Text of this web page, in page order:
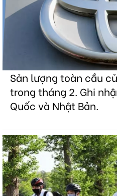
Sản lượng toàn cầu
trong tháng 2. Ghi
Quốc và Nhật Bản.